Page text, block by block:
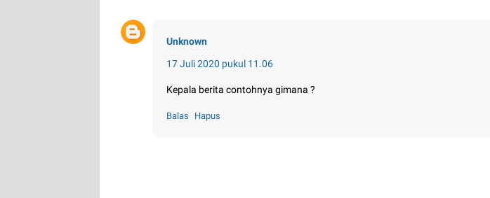
Unknown
17 Juli 2020 pukul 11.06
Kepala berita contohnya gimana ?
Balas Hapus